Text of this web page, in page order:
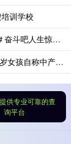
训学校
铁牛配资平台 #邓超陈赫首次演综合体# 奋斗吧人生惊喜官宣！邓超陈赫首次演综合体当
股票配资排行官网 “偶尔可以洗头！”12岁女孩自称中产家庭走红，自信源于低认知
供专业可靠的查
询平台